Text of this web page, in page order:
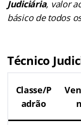
Judiciária, valor
básico de todos
Técnico
Classe/P
adrão